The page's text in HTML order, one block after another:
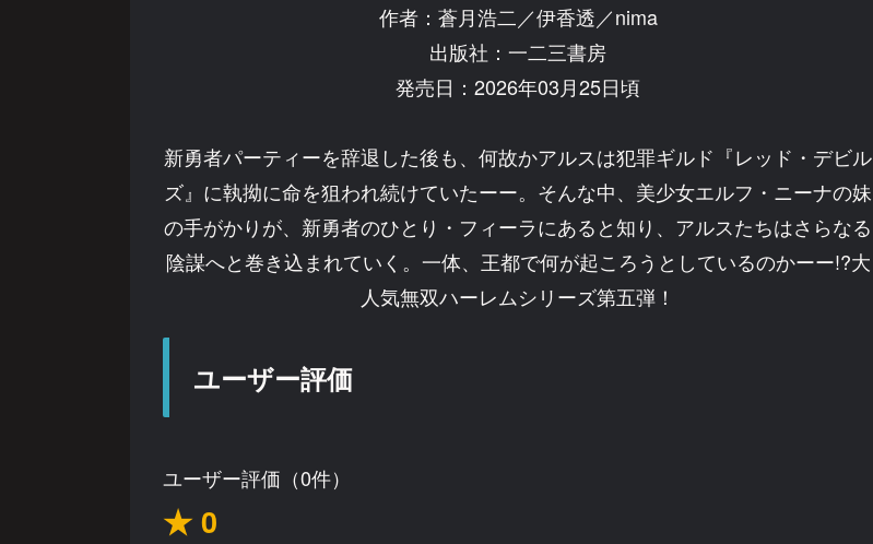
作者：蒼月浩二／伊香透／nima
出版社：一二三書房
発売日：2026年03月25日頃
新勇者パーティーを辞退した後も、何故かアルスは犯罪ギルド『レッド・デビル
ズ』に執拗に命を狙われ続けていたーー。そんな中、美少女エルフ・ニーナの妹
の手がかりが、新勇者のひとり・フィーラにあると知り、アルスたちはさらなる
陰謀へと巻き込まれていく。一体、王都で何が起ころうとしているのかーー!?大
人気無双ハーレムシリーズ第五弾！
ユーザー評価
ユーザー評価（0件）
★ 0